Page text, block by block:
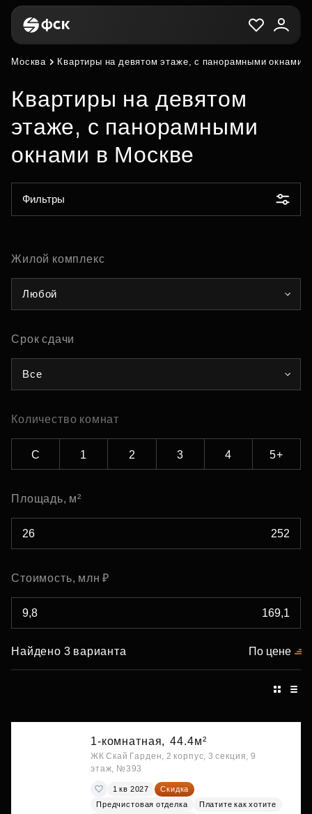
Москва Квартиры на девятом этаже, с панорамными окнами
Квартиры на девятом
этаже, с панорамными
окнами в Москве
Фильтры
Жилой комплекс
Любой
Срок сдачи
Все
Количество комнат
С 1 2 3 4 5+
Площадь, м²
Стоимость, млн ₽
Найдено 3 варианта По цене
1-комнатная, 44.4м²
ЖК Скай Гарден, 2 корпус, 3 секция, 9
этаж, №393
1 кв 2027
Скидка
Предчистовая отделка
Платите как хотите